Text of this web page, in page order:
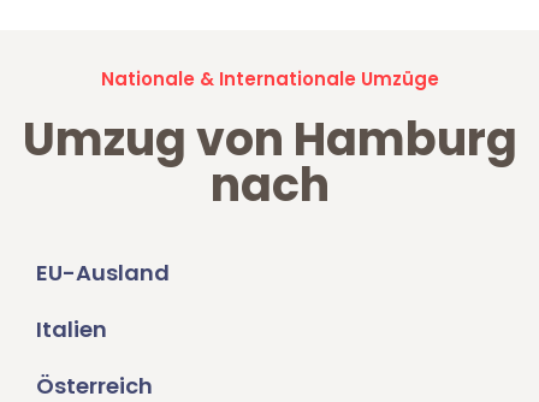
Nationale & Internationale Umzüge
Umzug von Hamburg
nach
EU-Ausland
Italien
Österreich